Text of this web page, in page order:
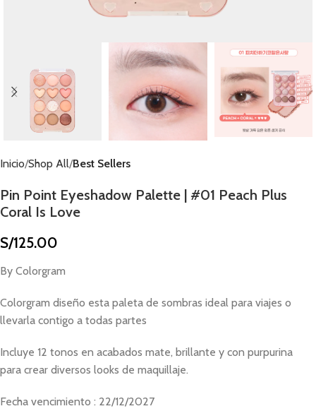
Inicio Shop All Best Sellers
Pin Point Eyeshadow Palette | #01 Peach Plus
Coral Is Love
S/125.00
By Colorgram
Colorgram diseño esta paleta de sombras ideal para viajes o
llevarla contigo a todas partes
Incluye 12 tonos en acabados mate, brillante y con purpurina
para crear diversos looks de maquillaje.
Fecha vencimiento : 22/12/2027